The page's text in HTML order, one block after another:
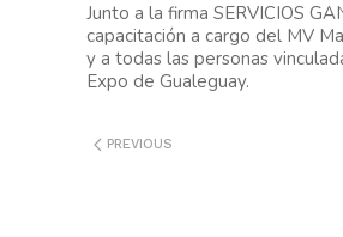
Junto a la firma SERVICIOS
capacitación a cargo del MV
y a todas las personas
Expo de Gualeguay.
PREVIOUS